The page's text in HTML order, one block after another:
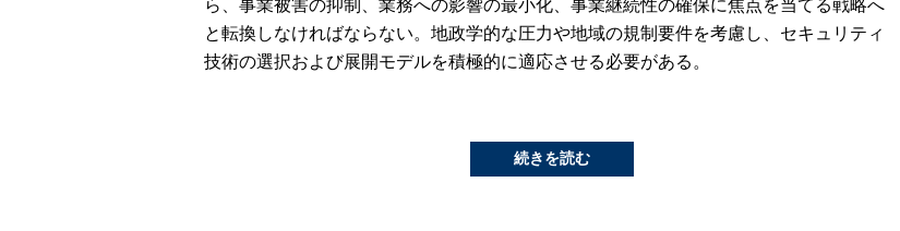
ら、事業被害の抑制、業務への影響の最小化、事業継続性の確保に焦点を当てる戦略へ
と転換しなければならない。地政学的な圧力や地域の規制要件を考慮し、セキュリティ
技術の選択および展開モデルを積極的に適応させる必要がある。
続きを読む